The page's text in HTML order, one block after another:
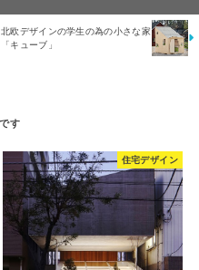
北欧デザインの学生の為の小さな家
「キューブ」
住宅デザイン